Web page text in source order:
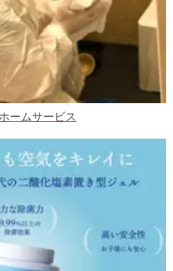
ームサービス